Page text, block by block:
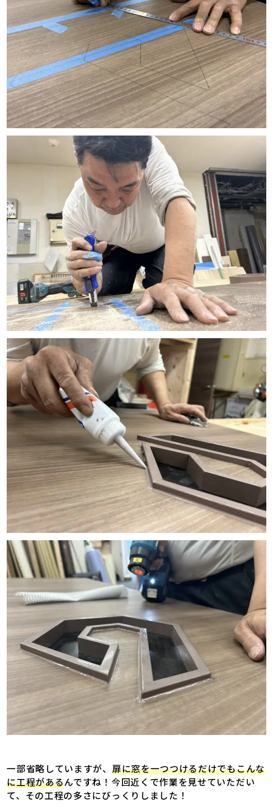
一部省略していますが、 扉に窓を一つつけるだけでもこんな
に工程があるんですね！今回近くで作業を見せていただい
て、その工程の多さにびっくりしました！